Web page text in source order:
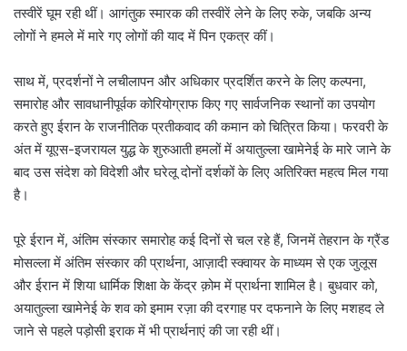
तस्वीरें घूम रही थीं। आगंतुक स्मारक की तस्वीरें लेने के लिए रुके, जबकि अन्य
लोगों ने हमले में मारे गए लोगों की याद में पिन एकत्र कीं।
साथ में, प्रदर्शनों ने लचीलापन और अधिकार प्रदर्शित करने के लिए कल्पना,
समारोह और सावधानीपूर्वक कोरियोग्राफ किए गए सार्वजनिक स्थानों का उपयोग
करते हुए ईरान के राजनीतिक प्रतीकवाद की कमान को चित्रित किया। फरवरी के
अंत में यूएस-इजरायल युद्ध के शुरुआती हमलों में अयातुल्ला खामेनेई के मारे जाने के
बाद उस संदेश को विदेशी और घरेलू दोनों दर्शकों के लिए अतिरिक्त महत्व मिल गया
है।
पूरे ईरान में, अंतिम संस्कार समारोह कई दिनों से चल रहे हैं, जिनमें तेहरान के ग्रैंड
मोसल्ला में अंतिम संस्कार की प्रार्थना, आज़ादी स्क्वायर के माध्यम से एक जुलूस
और ईरान में शिया धार्मिक शिक्षा के केंद्र क़ोम में प्रार्थना शामिल है। बुधवार को,
अयातुल्ला खामेनेई के शव को इमाम रज़ा की दरगाह पर दफनाने के लिए मशहद ले
जाने से पहले पड़ोसी इराक में भी प्रार्थनाएं की जा रही थीं।